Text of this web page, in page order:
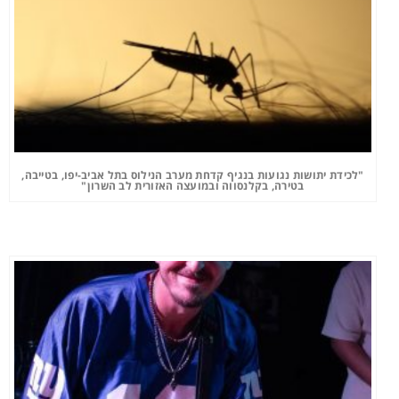
"לכידת יתושות נגועות בנגיף קדחת מערב הנילוס בתל אביב-יפו, בטייבה,
בטירה, בקלנסווה ובמועצה האזורית לב השרון"